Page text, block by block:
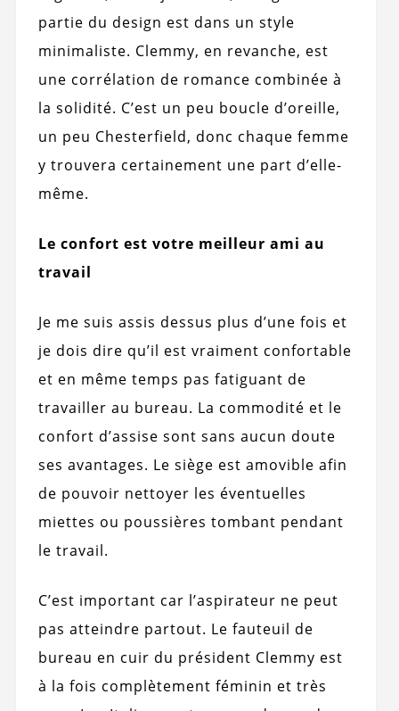
partie du design est dans un style
minimaliste. Clemmy, en revanche, est
une corrélation de romance combinée à
la solidité. C’est un peu boucle d’oreille,
un peu Chesterfield, donc chaque femme
y trouvera certainement une part d’elle-
même.
Le confort est votre meilleur ami au
travail
Je me suis assis dessus plus d’une fois et
je dois dire qu’il est vraiment confortable
et en même temps pas fatiguant de
travailler au bureau. La commodité et le
confort d’assise sont sans aucun doute
ses avantages. Le siège est amovible afin
de pouvoir nettoyer les éventuelles
miettes ou poussières tombant pendant
le travail.
C’est important car l’aspirateur ne peut
pas atteindre partout. Le fauteuil de
bureau en cuir du président Clemmy est
à la fois complètement féminin et très